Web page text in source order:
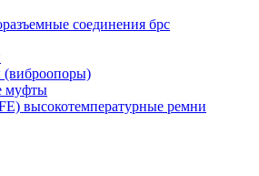
соединения брс
(виброопоры)
муфты
высокотемпературные ремни